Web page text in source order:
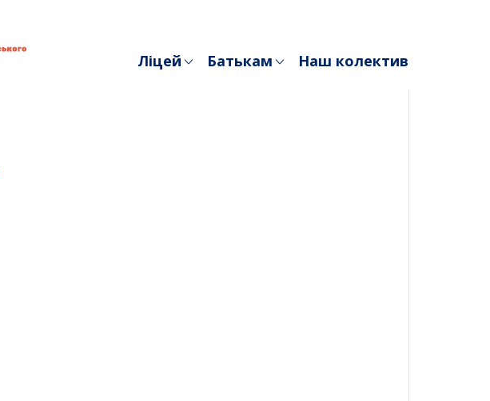
Ліцей Батькам Наш колектив